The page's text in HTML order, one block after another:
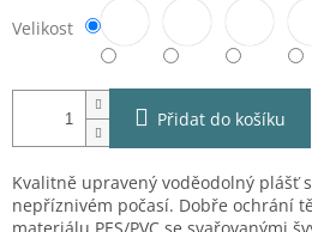
Velikost
Přidat do košíku
Kvalitně upravený voděodolný plášť
nepříznivém počasí. Dobře ochrání